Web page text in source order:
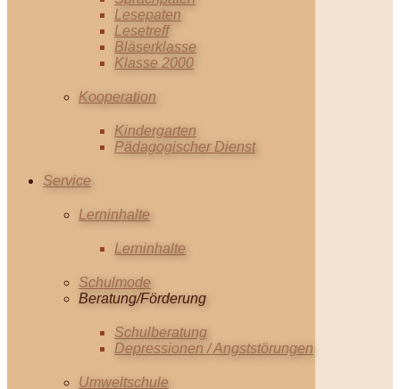
Lesepaten
Lesetreff
Bläserklasse
Klasse 2000
Kooperation
Kindergarten
Pädagogischer Dienst
Service
Lerninhalte
Lerninhalte
Schulmode
Beratung/Förderung
Schulberatung
Depressionen / Angststörungen
Umweltschule